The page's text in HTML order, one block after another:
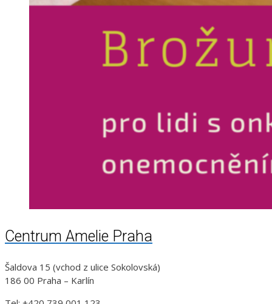
Centrum Amelie Praha
Šaldova 15 (vchod z ulice Sokolovská)
186 00 Praha – Karlín